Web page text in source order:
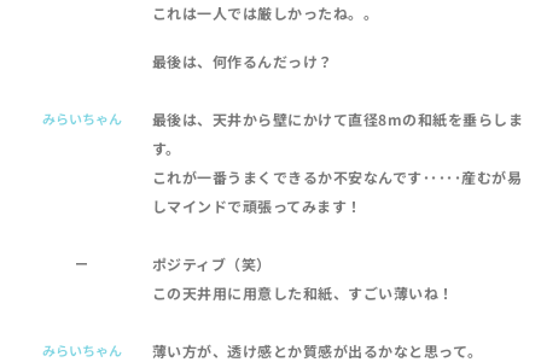
これは一人では厳しかったね。。
最後は、何作るんだっけ？
みらいちゃん
最後は、天井から壁にかけて直径8mの和紙を垂らしま
す。
これが一番うまくできるか不安なんです･････産むが易
しマインドで頑張ってみます！
ー
ポジティブ（笑）
この天井用に用意した和紙、すごい薄いね！
みらいちゃん
薄い方が、透け感とか質感が出るかなと思って。